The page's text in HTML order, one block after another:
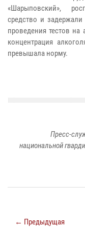
«Шарыповский»,
средство и
проведения тестов на
концентрация
превышала норму.
Пресс-
национальной
← Предыдущая